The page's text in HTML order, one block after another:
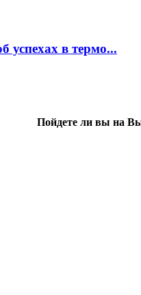
успехах в термо...
Пойдете ли вы на